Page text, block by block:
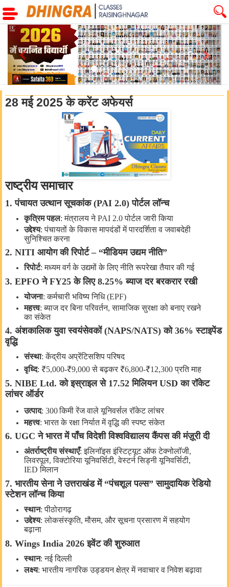
Previous Next
28 मई 2025 के करेंट अफेयर्स
राष्ट्रीय समाचार
1.पंचायत उत्थान सूचकांक(PAI 2.0)पोर्टल लॉन्च
कृत्रिम पहल:मंत्रालय नेPAI 2.0पोर्टल जारी किया
उद्देश्य:पंचायतों के विकास मापदंडों में पारदर्शिता व जवाबदेही
सुनिश्चित करना
2. NITI आयोग की रिपोर्ट– “मीडियम उद्यम नीति”
रिपोर्ट:मध्यम वर्ग के उद्यमों के लिए नीति रूपरेखा तैयार की गई
3. EPFOनेFY25के लिए8.25%ब्याज दर बरकरार रखी
योजना:कर्मचारी भविष्य निधि(EPF)
महत्त्व:ब्याज दर बिना परिवर्तन,सामाजिक सुरक्षा को बनाए रखने
का संकेत
4. अंशकालिक युवा स्वयंसेवकों(NAPS/NATS)को36%स्टाइपेंड
वृद्धि
संस्था:केंद्रीय अप्रेंटिसशिप परिषद
वृध्दि: ₹5,000‑₹9,000से बढ़कर ₹6,800‑₹12,300प्रति माह
5. NIBE Ltd.को इस्राइल से17.52मिलियनUSDका रॉकेट
लांचर ऑर्डर
उत्पाद: 300किमी रेंज वाले यूनिवर्सल रॉकेट लांचर
महत्त्व:भारत के रक्षा निर्यात में वृद्धि की स्पष्ट संकेत
6. UGCने भारत में पाँच विदेशी विश्वविद्यालय कैंपस की मंज़ूरी दी
अंतर्राष्ट्रीय संस्थाएँ:इलिनॉइस इंस्टिट्यूट ऑफ टेक्नोलॉजी,
लिवरपूल,विक्टोरिया यूनिवर्सिटी,वेस्टर्न सिड्नी यूनिवर्सिटी,
IEDमिलान
7. भारतीय सेना ने उत्तराखंड में“पंचशूल पल्स”सामुदायिक रेडियो
स्टेशन लॉन्च किया
स्थान:पीठोरागढ़
उद्देश्य:लोकसंस्कृति,मौसम,और सूचना प्रसारण में सहयोग
बढ़ाना
8. Wings India 2026इवेंट की शुरुआत
स्थान:नई दिल्ली
लक्ष्य:भारतीय नागरिक उड्डयन क्षेत्र में नवाचार व निवेश बढ़ावा